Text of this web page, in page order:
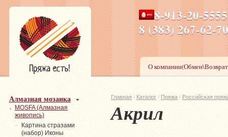
8-913-20-
8 (383) 267-
ПН-ПТ 8-17,СБ-ВС 9-
О
Главная / Каталог / Пряжа / Российская
Акрил
Алмазная мозаика
MOSFA (Алмазная
живопись)
Картина стразами
(набор) Иконы